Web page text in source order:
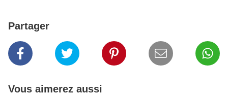
Partager
Vous aimerez aussi